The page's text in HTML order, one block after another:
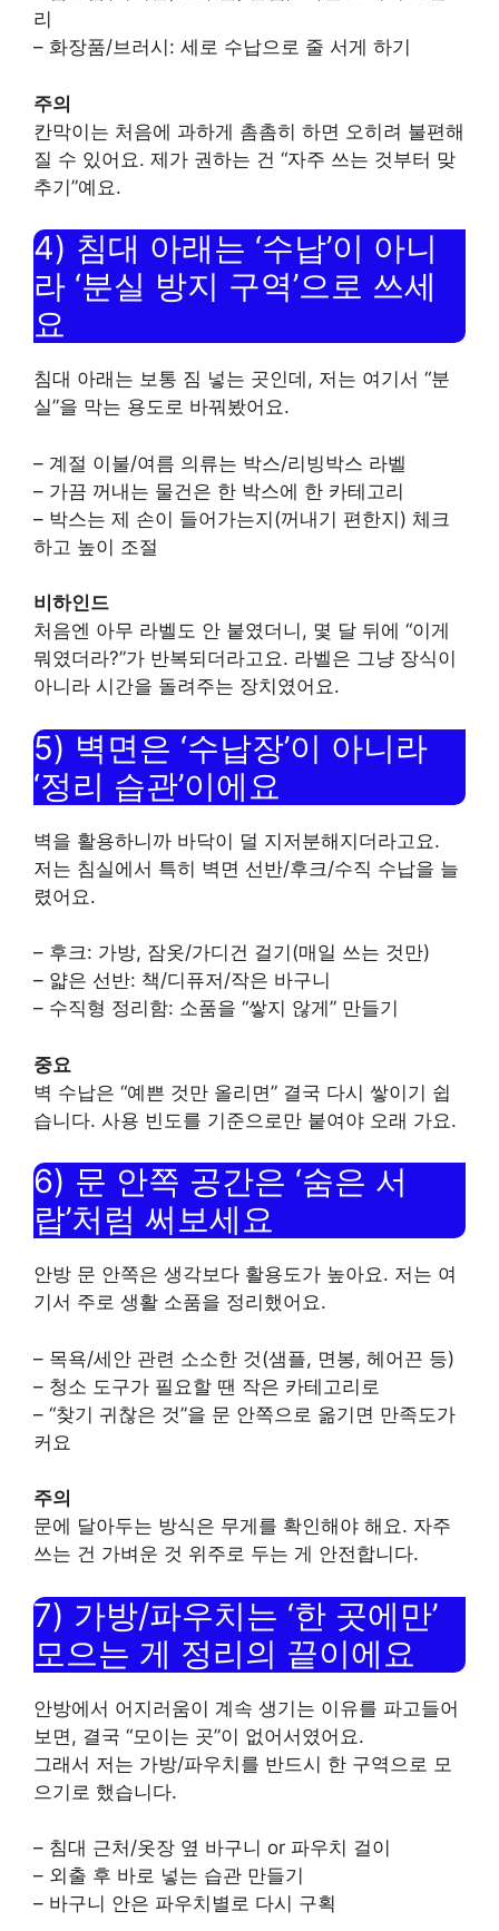
리
– 화장품/브러시: 세로 수납으로 줄 서게 하기
주의
칸막이는 처음에 과하게 촘촘히 하면 오히려 불편해
질 수 있어요. 제가 권하는 건 “자주 쓰는 것부터 맞
추기”예요.
4) 침대 아래는 ‘수납’이 아니
라 ‘분실 방지 구역’으로 쓰세
요
침대 아래는 보통 짐 넣는 곳인데, 저는 여기서 “분
실”을 막는 용도로 바꿔봤어요.
– 계절 이불/여름 의류는 박스/리빙박스 라벨
– 가끔 꺼내는 물건은 한 박스에 한 카테고리
– 박스는 제 손이 들어가는지(꺼내기 편한지) 체크
하고 높이 조절
비하인드
처음엔 아무 라벨도 안 붙였더니, 몇 달 뒤에 “이게
뭐였더라?”가 반복되더라고요. 라벨은 그냥 장식이
아니라 시간을 돌려주는 장치였어요.
5) 벽면은 ‘수납장’이 아니라
‘정리 습관’이에요
벽을 활용하니까 바닥이 덜 지저분해지더라고요.
저는 침실에서 특히 벽면 선반/후크/수직 수납을 늘
렸어요.
– 후크: 가방, 잠옷/가디건 걸기(매일 쓰는 것만)
– 얇은 선반: 책/디퓨저/작은 바구니
– 수직형 정리함: 소품을 “쌓지 않게” 만들기
중요
벽 수납은 “예쁜 것만 올리면” 결국 다시 쌓이기 쉽
습니다. 사용 빈도를 기준으로만 붙여야 오래 가요.
6) 문 안쪽 공간은 ‘숨은 서
랍’처럼 써보세요
안방 문 안쪽은 생각보다 활용도가 높아요. 저는 여
기서 주로 생활 소품을 정리했어요.
– 목욕/세안 관련 소소한 것(샘플, 면봉, 헤어끈 등)
– 청소 도구가 필요할 땐 작은 카테고리로
– “찾기 귀찮은 것”을 문 안쪽으로 옮기면 만족도가
커요
주의
문에 달아두는 방식은 무게를 확인해야 해요. 자주
쓰는 건 가벼운 것 위주로 두는 게 안전합니다.
7) 가방/파우치는 ‘한 곳에만’
모으는 게 정리의 끝이에요
안방에서 어지러움이 계속 생기는 이유를 파고들어
보면, 결국 “모이는 곳”이 없어서였어요.
그래서 저는 가방/파우치를 반드시 한 구역으로 모
으기로 했습니다.
– 침대 근처/옷장 옆 바구니 or 파우치 걸이
– 외출 후 바로 넣는 습관 만들기
– 바구니 안은 파우치별로 다시 구획